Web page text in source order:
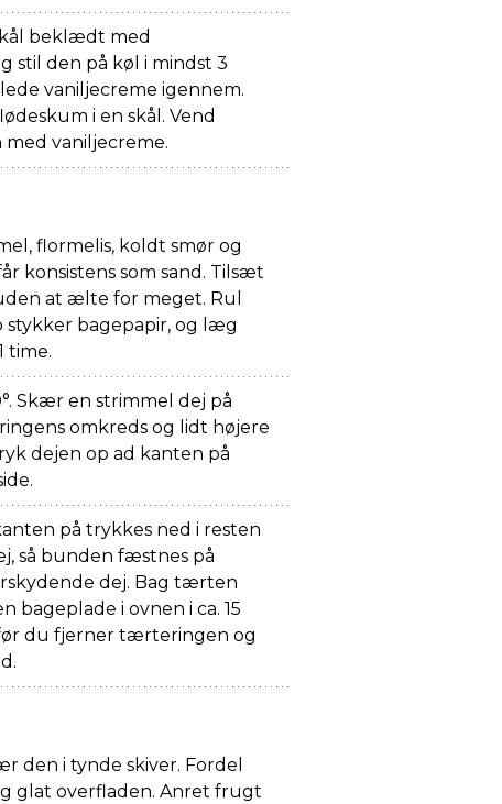
beklædt med
stil den på køl i mindst 3
vaniljecreme igennem.
i en skål. Vend
vaniljecreme.
flormelis, koldt smør og
konsistens som sand. Tilsæt
at ælte for meget. Rul
bagepapir, og læg
time.
Skær en strimmel dej på
omkreds og lidt højere
dejen op ad kanten på
på trykkes ned i resten
så bunden fæstnes på
dej. Bag tærten
bageplade i ovnen i ca. 15
du fjerner tærteringen og
den i tynde skiver. Fordel
glat overfladen. Anret frugt